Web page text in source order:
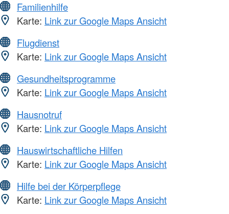
Familienhilfe
Karte: Link zur Google Maps Ansicht
Flugdienst
Karte: Link zur Google Maps Ansicht
Gesundheitsprogramme
Karte: Link zur Google Maps Ansicht
Hausnotruf
Karte: Link zur Google Maps Ansicht
Hauswirtschaftliche Hilfen
Karte: Link zur Google Maps Ansicht
Hilfe bei der Körperpflege
Karte: Link zur Google Maps Ansicht